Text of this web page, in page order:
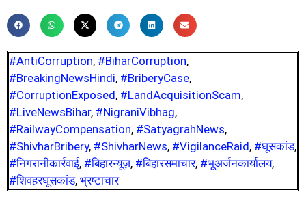
#AntiCorruption, #BiharCorruption,
#BreakingNewsHindi, #BriberyCase,
#CorruptionExposed, #LandAcquisitionScam,
#LiveNewsBihar, #NigraniVibhag,
#RailwayCompensation, #SatyagrahNews,
#ShivharBribery, #ShivharNews, #VigilanceRaid, #घूसकांड,
#निगरानीकार्रवाई, #बिहारन्यूज़, #बिहारसमाचार, #भूअर्जनकार्यालय,
#शिवहरघूसकांड, भ्रष्टाचार